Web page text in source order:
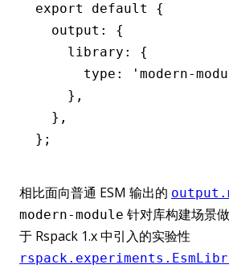
export default
{
  output
:
{
    library
:
{
      type
: 'modern-
    }
,
  }
,
};
相比面向普通 ESM 输出的
modern-module 针对库构建场景
于 Rspack 1.x 中引入的实验性